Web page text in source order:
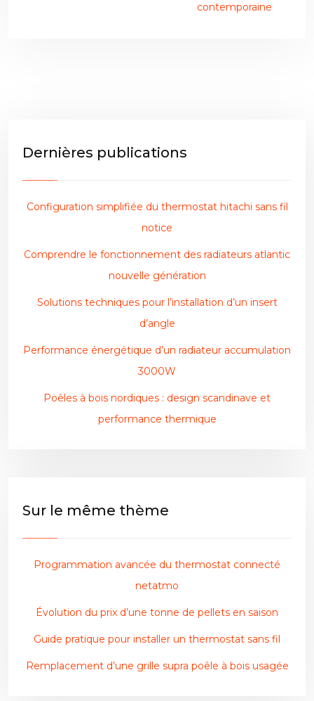
contemporaine
Dernières publications
Configuration simplifiée du thermostat hitachi sans fil
notice
Comprendre le fonctionnement des radiateurs atlantic
nouvelle génération
Solutions techniques pour l’installation d’un insert
d’angle
Performance énergétique d’un radiateur accumulation
3000W
Poêles à bois nordiques : design scandinave et
performance thermique
Sur le même thème
Programmation avancée du thermostat connecté
netatmo
Évolution du prix d’une tonne de pellets en saison
Guide pratique pour installer un thermostat sans fil
Remplacement d’une grille supra poêle à bois usagée